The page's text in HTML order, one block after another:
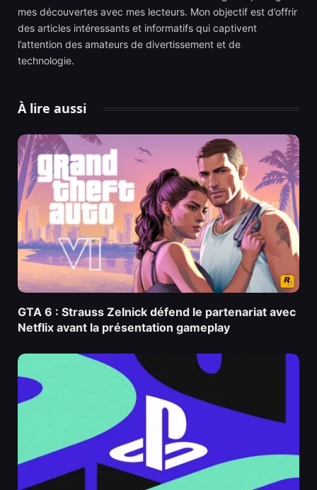
mes découvertes avec mes lecteurs. Mon objectif est d’offrir
des articles intéressants et informatifs qui captivent
l’attention des amateurs de divertissement et de
technologie.
À lire aussi
GTA 6 : Strauss Zelnick défend le partenariat avec
Netflix avant la présentation gameplay